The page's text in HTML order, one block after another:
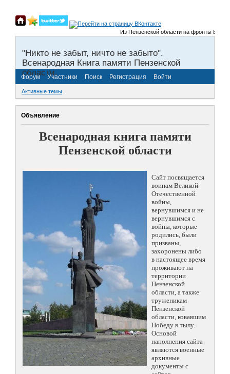
Из Пензенской области на фронты
"Никто не забыт, ничто не забыто".
Всенародная Книга памяти Пензенской
области.
Форум Участники Поиск Регистрация Войти
Активные темы
Объявление
Всенародная книга памяти
Пензенской области
Сайт посвящается
воинам Великой
Отечественной
войны,
вернувшимся и не
вернувшимся с
войны, которые
родились, были
призваны,
захоронены либо
в настоящее время
проживают на
территории
Пензенской
области, а также
труженикам
Пензенской
области, ковавшим
Победу в тылу.
Основой
наполнения сайта
являются военные
архивные
документы с